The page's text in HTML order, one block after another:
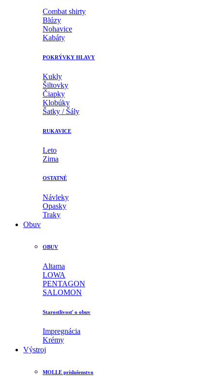
Combat shirty
Blúzy
Nohavice
Kabáty
POKRÝVKY HLAVY
Kukly
Šiltovky
Čiapky
Klobúky
Šatky / Šály
RUKAVICE
Leto
Zima
OSTATNÉ
Návleky
Opasky
Traky
Obuv
OBUV
Altama
LOWA
PENTAGON
SALOMON
Starostlivosť o obuv
Impregnácia
Krémy
Výstroj
MOLLE príslušenstvo